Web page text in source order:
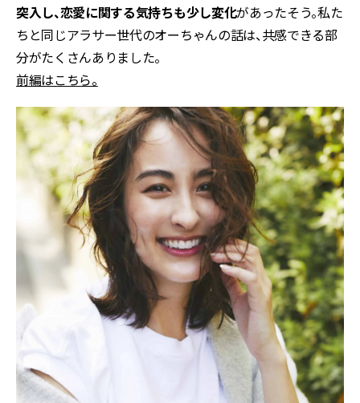
突入し、恋愛に関する気持ちも少し変化があったそう。私た
ちと同じアラサー世代のオーちゃんの話は、共感できる部
分がたくさんありました。
前編はこちら。